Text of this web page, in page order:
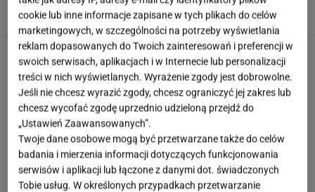
cookie lub inne informacje zapisane w tych plikach do celów
marketingowych, w szczególności na potrzeby wyświetlania
reklam dopasowanych do Twoich zainteresowań i preferencji w
swoich serwisach, aplikacjach i w Internecie lub personalizacji
treści w nich wyświetlanych. Wyrażenie zgody jest dobrowolne.
Jeśli nie chcesz wyrazić zgody, chcesz ograniczyć jej zakres lub
chcesz wycofać zgodę uprzednio udzieloną przejdź do
„Ustawień Zaawansowanych”.
Twoje dane osobowe mogą być przetwarzane także do celów
badania i mierzenia informacji dotyczących funkcjonowania
serwisów i aplikacji lub łączone z danymi dot. świadczonych
Tobie usług. W określonych przypadkach przetwarzanie